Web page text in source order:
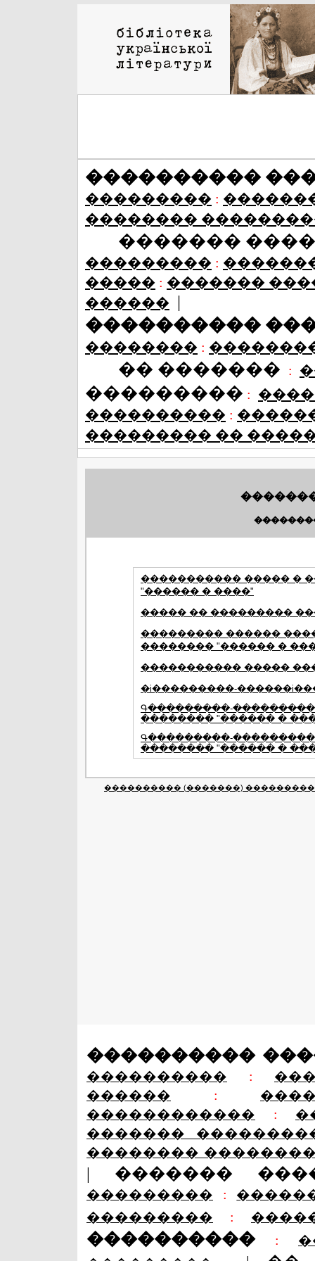
����������
��������� :
��������
�������
��������� :
����� : �������
������ |
����������
�������� :
�� ������� :
��������� :
���������� :
��������� ��
����������� ����� �
"������ � ����"
����� �� ���������
��������� ������
�������� "������ �
����������� �����
�i���������-
Գ���������-
�������� "������ �
Գ���������-
�������� "������ �
���������� (�������)
����������
���������� :
������ :
������������ :
�������
��������
| �������
��������� :
��������� :
���������� :